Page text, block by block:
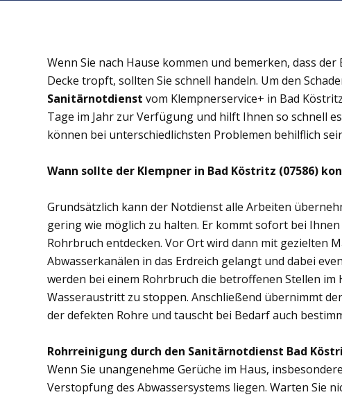
Wenn Sie nach Hause kommen und bemerken, dass
Decke tropft, sollten Sie schnell handeln. Um den
Sanitärnotdienst vom Klempnerservice+ in Bad
Tage im Jahr zur Verfügung und hilft Ihnen so schnell
können bei unterschiedlichsten Problemen behilflich
Wann sollte der Klempner in Bad Köstritz (07586)
Grundsätzlich kann der Notdienst alle Arbeiten
gering wie möglich zu halten. Er kommt sofort bei
Rohrbruch entdecken. Vor Ort wird dann mit gezielten
Abwasserkanälen in das Erdreich gelangt und dabei
werden bei einem Rohrbruch die betroffenen Stellen
Wasseraustritt zu stoppen. Anschließend übernimmt
der defekten Rohre und tauscht bei Bedarf auch
Rohrreinigung durch den Sanitärnotdienst Bad
Wenn Sie unangenehme Gerüche im Haus,
Verstopfung des Abwassersystems liegen. Warten Sie